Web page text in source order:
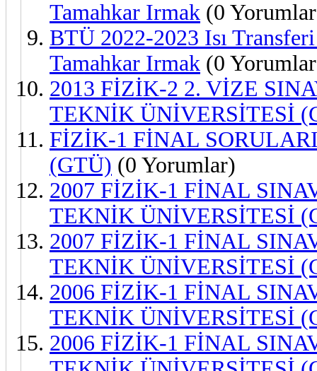
Tamahkar Irmak (0
BTÜ 2022-2023 Isı
Tamahkar Irmak (0
2013 FİZİK-2 2. VİZE
TEKNİK ÜNİVERSİTESİ
FİZİK-1 FİNAL
(GTÜ) (0 Yorumlar)
2007 FİZİK-1 FİNAL
TEKNİK ÜNİVERSİTESİ
2007 FİZİK-1 FİNAL
TEKNİK ÜNİVERSİTESİ
2006 FİZİK-1 FİNAL
TEKNİK ÜNİVERSİTESİ
2006 FİZİK-1 FİNAL